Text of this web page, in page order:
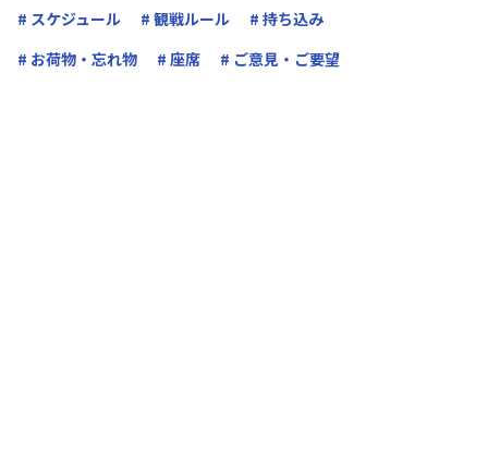
# スケジュール
# 観戦ルール
# 持ち込み
# お荷物・忘れ物
# 座席 # ご意見・ご要望